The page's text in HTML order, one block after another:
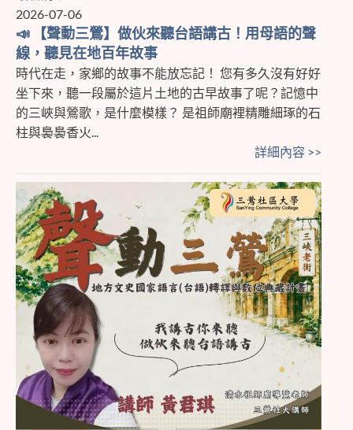
2026-07-06
📣 【聲動三鶯】做伙來聽台語講古！用母語的聲
線，聽見在地百年故事
時代在走，家鄉的故事不能放忘記！ 您有多久沒有好好
坐下來，聽一段屬於這片土地的古早故事了呢？記憶中
的三峽與鶯歌，是什麼模樣？ 是祖師廟裡精雕細琢的石
柱與裊裊香火...
詳細內容 >>